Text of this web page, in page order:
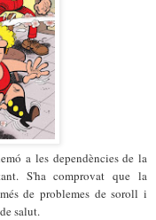
a les dependències de la
S'ha comprovat que la
de problemes de soroll i
salut.